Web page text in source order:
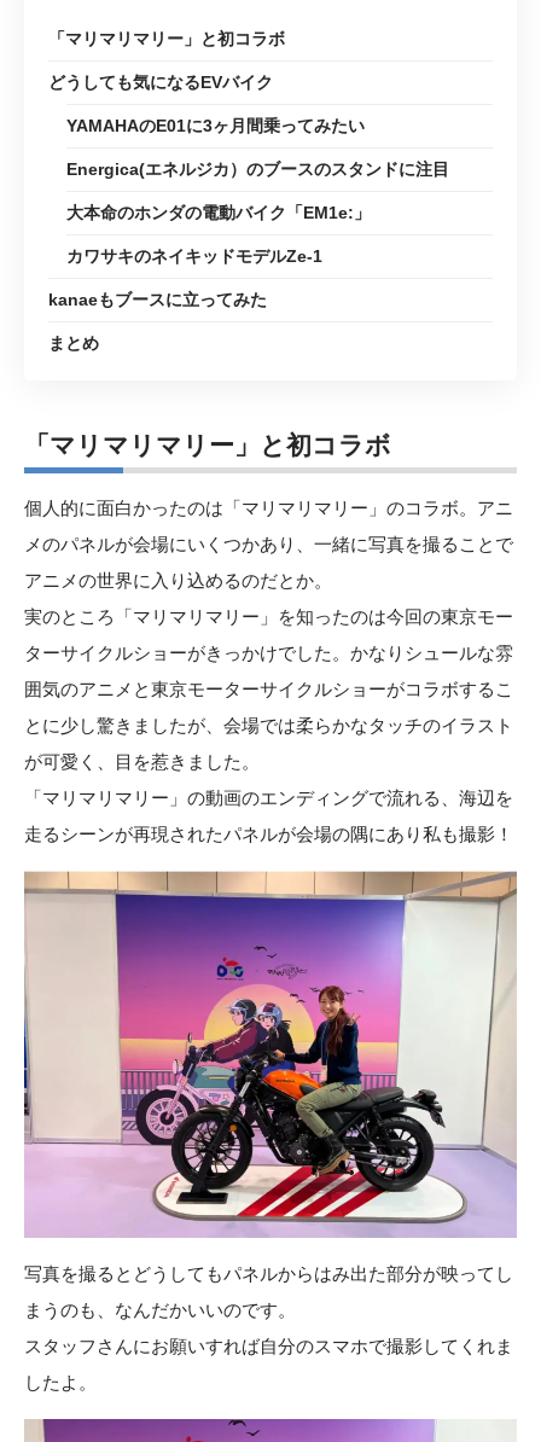
「マリマリマリー」と初コラボ
どうしても気になるEVバイク
YAMAHAのE01に3ヶ月間乗ってみたい
Energica(エネルジカ）のブースのスタンドに注目
大本命のホンダの電動バイク「EM1e:」
カワサキのネイキッドモデルZe-1
kanaeもブースに立ってみた
まとめ
「マリマリマリー」と初コラボ
個人的に面白かったのは「マリマリマリー 」のコラボ。アニ
メのパネルが会場にいくつかあり、一緒に写真を撮ることで
アニメの世界に入り込めるのだとか。
実のところ「マリマリマリー」を知ったのは今回の東京モー
ターサイクルショーがきっかけでした。かなりシュールな雰
囲気のアニメと東京モーターサイクルショーがコラボするこ
とに少し驚きましたが、会場では柔らかなタッチのイラスト
が可愛く、目を惹きました。
「マリマリマリー」の動画のエンディングで流れる、海辺を
走るシーンが再現されたパネルが会場の隅にあり私も撮影！
写真を撮るとどうしてもパネルからはみ出た部分が映ってし
まうのも、なんだかいいのです。
スタッフさんにお願いすれば自分のスマホで撮影してくれま
したよ。